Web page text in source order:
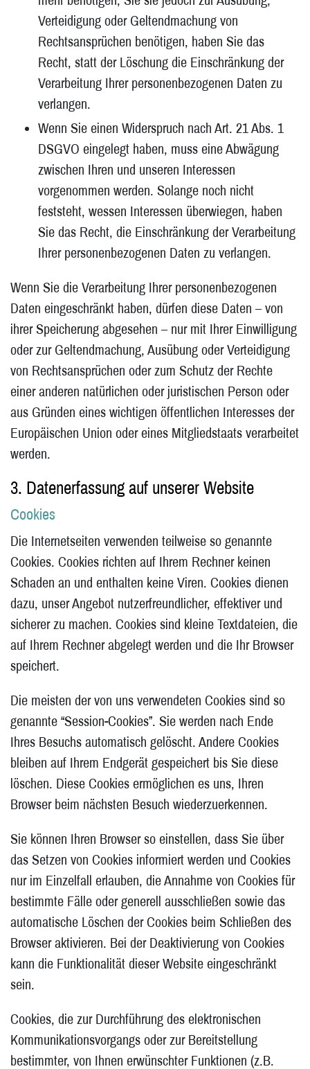
Verteidigung oder Geltendmachung von
Rechtsansprüchen benötigen, haben Sie das
Recht, statt der Löschung die Einschränkung der
Verarbeitung Ihrer personenbezogenen Daten zu
verlangen.
Wenn Sie einen Widerspruch nach Art. 21 Abs. 1
DSGVO eingelegt haben, muss eine Abwägung
zwischen Ihren und unseren Interessen
vorgenommen werden. Solange noch nicht
feststeht, wessen Interessen überwiegen, haben
Sie das Recht, die Einschränkung der Verarbeitung
Ihrer personenbezogenen Daten zu verlangen.
Wenn Sie die Verarbeitung Ihrer personenbezogenen
Daten eingeschränkt haben, dürfen diese Daten – von
ihrer Speicherung abgesehen – nur mit Ihrer Einwilligung
oder zur Geltendmachung, Ausübung oder Verteidigung
von Rechtsansprüchen oder zum Schutz der Rechte
einer anderen natürlichen oder juristischen Person oder
aus Gründen eines wichtigen öffentlichen Interesses der
Europäischen Union oder eines Mitgliedstaats verarbeitet
werden.
3. Datenerfassung auf unserer Website
Cookies
Die Internetseiten verwenden teilweise so genannte
Cookies. Cookies richten auf Ihrem Rechner keinen
Schaden an und enthalten keine Viren. Cookies dienen
dazu, unser Angebot nutzerfreundlicher, effektiver und
sicherer zu machen. Cookies sind kleine Textdateien, die
auf Ihrem Rechner abgelegt werden und die Ihr Browser
speichert.
Die meisten der von uns verwendeten Cookies sind so
genannte “Session-Cookies”. Sie werden nach Ende
Ihres Besuchs automatisch gelöscht. Andere Cookies
bleiben auf Ihrem Endgerät gespeichert bis Sie diese
löschen. Diese Cookies ermöglichen es uns, Ihren
Browser beim nächsten Besuch wiederzuerkennen.
Sie können Ihren Browser so einstellen, dass Sie über
das Setzen von Cookies informiert werden und Cookies
nur im Einzelfall erlauben, die Annahme von Cookies für
bestimmte Fälle oder generell ausschließen sowie das
automatische Löschen der Cookies beim Schließen des
Browser aktivieren. Bei der Deaktivierung von Cookies
kann die Funktionalität dieser Website eingeschränkt
sein.
Cookies, die zur Durchführung des elektronischen
Kommunikationsvorgangs oder zur Bereitstellung
bestimmter, von Ihnen erwünschter Funktionen (z.B.